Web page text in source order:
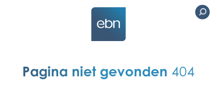
Pagina niet gevonden 404